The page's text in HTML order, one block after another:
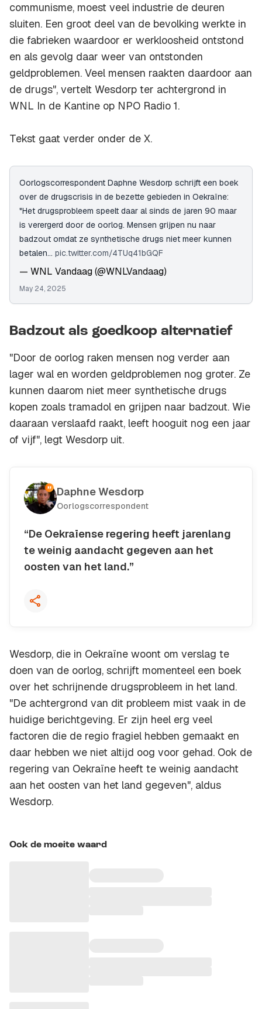
communisme, moest veel industrie de deuren
sluiten. Een groot deel van de bevolking werkte in
die fabrieken waardoor er werkloosheid ontstond
en als gevolg daar weer van ontstonden
geldproblemen. Veel mensen raakten daardoor aan
de drugs", vertelt Wesdorp ter achtergrond in
WNL In de Kantine op NPO Radio 1.
Tekst gaat verder onder de X.
Oorlogscorrespondent Daphne Wesdorp schrijft een boek
over de drugscrisis in de bezette gebieden in Oekraïne:
"Het drugsprobleem speelt daar al sinds de jaren 90 maar
is verergerd door de oorlog. Mensen grijpen nu naar
badzout omdat ze synthetische drugs niet meer kunnen
betalen… pic.twitter.com/4TUq41bGQF
— WNL Vandaag (@WNLVandaag)
May 24, 2025
Badzout als goedkoop alternatief
"Door de oorlog raken mensen nog verder aan
lager wal en worden geldproblemen nog groter. Ze
kunnen daarom niet meer synthetische drugs
kopen zoals tramadol en grijpen naar badzout. Wie
daaraan verslaafd raakt, leeft hooguit nog een jaar
of vijf", legt Wesdorp uit.
Daphne Wesdorp
Oorlogscorrespondent
“De Oekraïense regering heeft jarenlang
te weinig aandacht gegeven aan het
oosten van het land.”
Kopieer quote
Wesdorp, die in Oekraïne woont om verslag te
doen van de oorlog, schrijft momenteel een boek
over het schrijnende drugsprobleem in het land.
"De achtergrond van dit probleem mist vaak in de
huidige berichtgeving. Er zijn heel erg veel
factoren die de regio fragiel hebben gemaakt en
daar hebben we niet altijd oog voor gehad. Ook de
regering van Oekraïne heeft te weinig aandacht
aan het oosten van het land gegeven", aldus
Wesdorp.
Ook de moeite waard